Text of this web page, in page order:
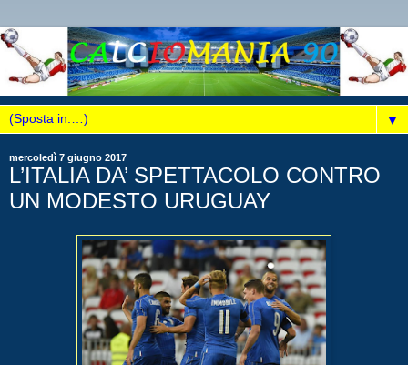
▼
mercoledì 7 giugno 2017
L’ITALIA DA’ SPETTACOLO CONTRO
UN MODESTO URUGUAY